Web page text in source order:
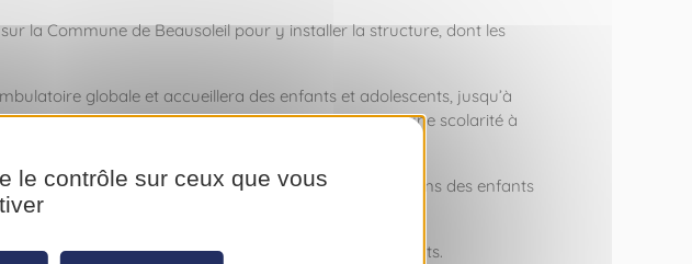
la Commune de Beausoleil pour y installer la structure, dont les
globale et accueillera des enfants et adolescents, jusqu’à
du comportement qui ne leur permet pas de suivre une scolarité à
ou scolarisés en Principauté, répondant ainsi aux besoins des enfants
active et efficace dans le seul intérêt des patients.
le contrôle sur ceux que vous